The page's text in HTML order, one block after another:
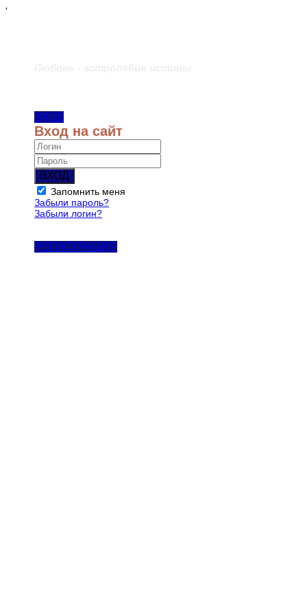
'
ВХОД
Вход на сайт
ВХОД
Запомнить меня
Забыли пароль?
Забыли логин?
РЕГИСТРАЦИЯ